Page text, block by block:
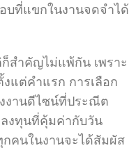
บที่แขกในงานจดจำได้
สำคัญไม่แพ้กัน เพราะ
แต่คำแรก การเลือก
งานดีไซน์ที่ประณีต
งทุนที่คุ้มค่ากับวัน
คนในงานจะได้สัมผัส